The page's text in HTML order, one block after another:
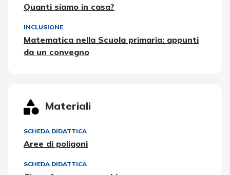
Quanti siamo in casa?
INCLUSIONE
Matematica nella Scuola primaria: appunti
da un convegno
Materiali
SCHEDA DIDATTICA
Aree di poligoni
SCHEDA DIDATTICA